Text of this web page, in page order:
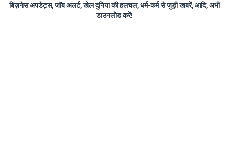
बिज़नेस अपडेट्स, जॉब अलर्ट, खेल दुनिया की हलचल, धर्म-कर्म से जुड़ी खबरें, आदि, अभी
डाउनलोड करें!